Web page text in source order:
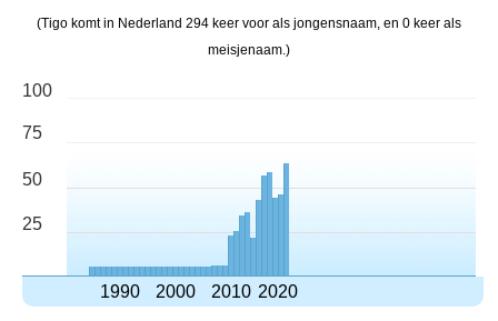
(Tigo komt in Nederland 294 keer voor als jongensnaam, en 0 keer als
meisjenaam.)
100
75
50
25
1990 2000 2010 2020